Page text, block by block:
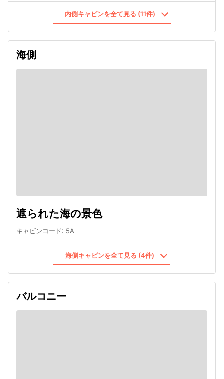
内側キャビンを全て見る (11件)
海側
遮られた海の景色
キャビンコード: 5A
海側キャビンを全て見る (4件)
バルコニー